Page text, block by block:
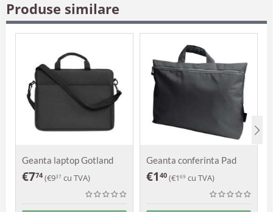
Produse similare
Geanta laptop Gotland
€774 (€937 cu TVA)
Geanta conferinta Pad
€1 40 (€1 69 cu TVA)